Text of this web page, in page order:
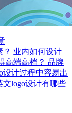
业内如何设计
高端高档？ 品牌
设计过程中容易出
logo设计有哪些